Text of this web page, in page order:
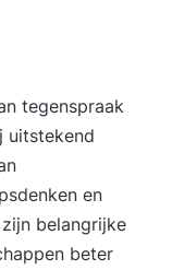
tegenspraak
uitstekend
en
belangrijke
beter